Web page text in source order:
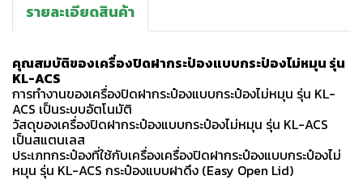
รายละเอียดสินค้า
คุณสมบัติของเครื่องปิดฝากระป๋องแบบกระป๋องไม่หมุน รุ่น
KL-ACS
การทำงานของเครื่องปิดฝากระป๋องแบบกระป๋องไม่หมุน รุ่น KL-
ACS เป็นระบบอัตโนมัติ
วัสดุของเครื่องปิดฝากระป๋องแบบกระป๋องไม่หมุน รุ่น KL-ACS
เป็นสแตนเลส
ประเภทกระป๋องที่ใช้กับเครื่องเครื่องปิดฝากระป๋องแบบกระป๋องไม่
หมุน รุ่น KL-ACS กระป๋องแบบฝาดึง (Easy Open Lid)